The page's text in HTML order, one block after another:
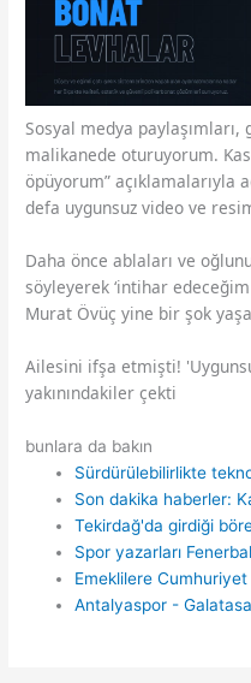
Sosyal medya paylaşımları,
malikanede oturuyorum.
öpüyorum” açıklamalarıyla
defa uygunsuz video ve
Daha önce ablaları ve
söyleyerek ‘intihar
Murat Övüç yine bir şok
Ailesini ifşa etmişti!
yakınındakiler çekti
bunlara da bakın
Sürdürülebilirlikte
Son dakika haberler:
Tekirdağ'da girdiği
Spor yazarları
Emeklilere
Antalyaspor -